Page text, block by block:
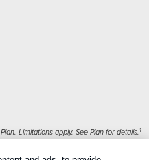
Limitations apply. See Plan for details. 1